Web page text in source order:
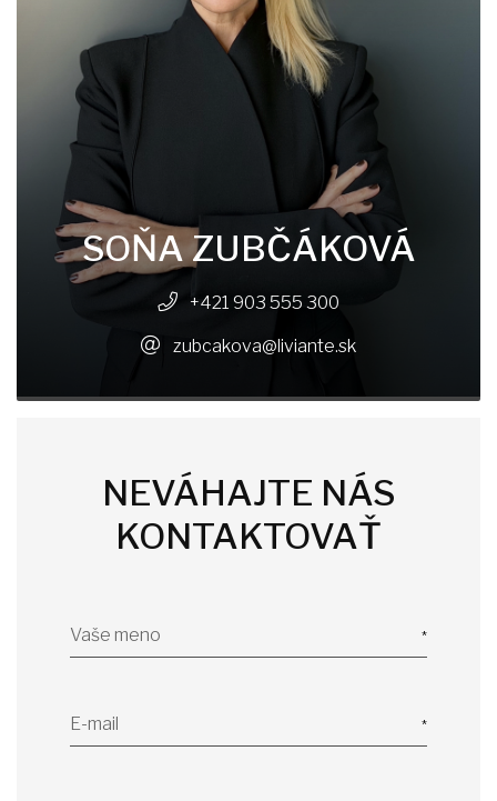
SOŇA ZUBČÁKOVÁ
+421 903 555 300
zubcakova@liviante.sk
NEVÁHAJTE NÁS
KONTAKTOVAŤ
Vaše meno
E-mail